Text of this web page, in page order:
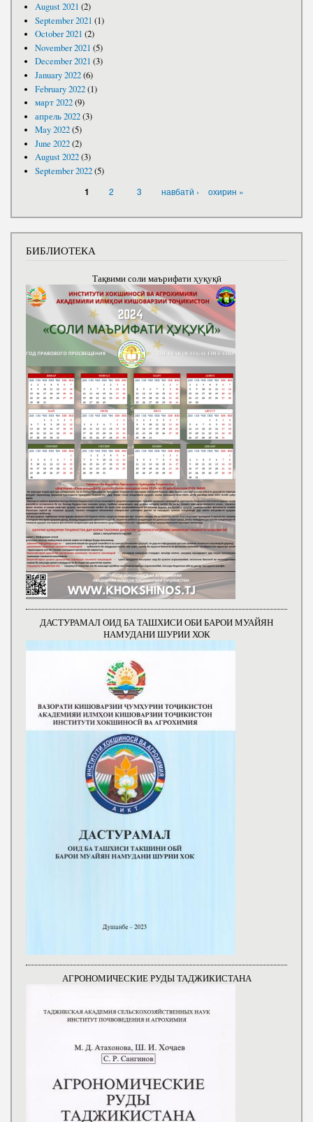
August 2021 (2)
September 2021 (1)
October 2021 (2)
November 2021 (5)
December 2021 (3)
January 2022(6)
February 2022(1)
март 2022(9)
апрель 2022(3)
May 2022(5)
June 2022(2)
August 2022(3)
September 2022(5)
1 2 3 навбатӣ › охирин »
БИБЛИОТЕКА
Тақвими соли маърифати ҳуқуқӣ
ДАСТУРАМАЛ ОИД БА ТАШХИСИ ОБИ БАРОИ МУАЙЯН
НАМУДАНИ ШУРИИ ХОК
АГРОНОМИЧЕСКИЕ РУДЫ ТАДЖИКИСТАНА